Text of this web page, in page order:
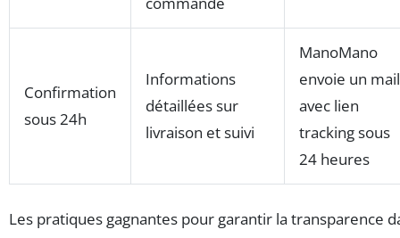
Confirmation
sous 24h
Informations
détaillées sur
livraison et suivi
ManoMano
envoie un mail
avec lien
tracking sous
24 heures
Les pratiques gagnantes pour garantir la transparence